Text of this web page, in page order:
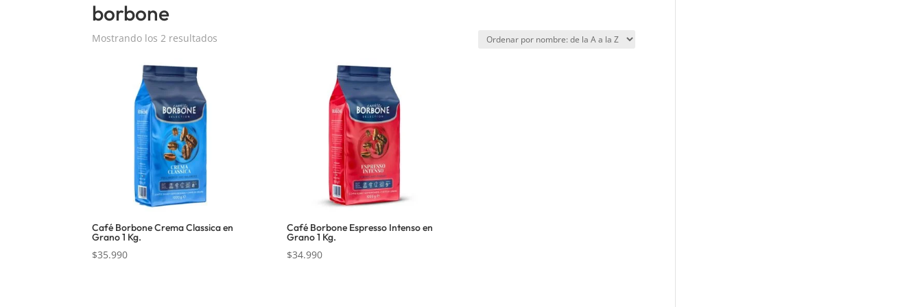
borbone
Mostrando los 2 resultados
Café Borbone Crema Classica en
Grano 1 Kg.
$35.990
Café Borbone Espresso Intenso en
Grano 1 Kg.
$34.990